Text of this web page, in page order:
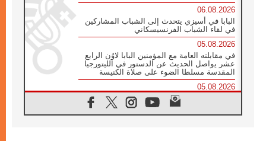
06.08.2026
البابا في أسيزي يتحدث إلى الشباب المشاركين
في لقاء الشباب الفرنسيسكاني
05.08.2026
في مقابلته العامة مع المؤمنين البابا لاوُن الرابع
عشر يواصل الحديث عن الدستور في الليتورجيا
المقدسة مسلطا الضوء على صلاة الكنيسة
05.08.2026
البابا لاوُن الرابع عشر يزور في تشرين الثاني